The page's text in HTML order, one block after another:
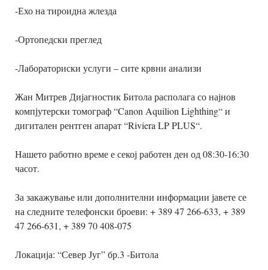
-Ехо на тироидна жлезда
-Ортопедски преглед​
-Лабораториски услуги – сите крвни анализи
Жан Митрев Дијагностик Битола располага со најнов
компјутерски томограф “Canon Aquilion Lighthing“ и
дигитален рентген апарат “Riviera LP PLUS“.
Нашето работно време е секој работен ден од 08:30-16:30
часот.
За закажување или дополнителни информации јавете се
на следните телефонски броеви: + 389 47 266-633, + 389
47 266-631, + 389 70 408-075
Локација: “Север Југ” бр.3 -Битола​​